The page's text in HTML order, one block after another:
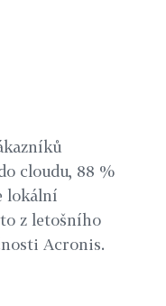
cloudu, 88 %
lokální
z letošního
Acronis.